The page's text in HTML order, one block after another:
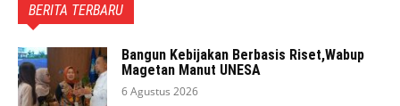
BERITA TERBARU
Bangun Kebijakan Berbasis Riset,Wabup
Magetan Manut UNESA
6 Agustus 2026